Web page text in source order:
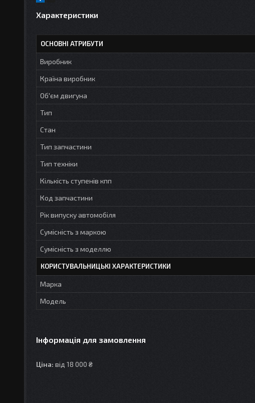
Характеристики
ОСНОВНІ АТРИБУТИ
Виробник
Країна виробник
Об'єм двигуна
Тип
Стан
Тип запчастини
Тип техніки
Кількість ступенів кпп
Код запчастини
Рік випуску автомобіля
Сумісність з маркою
Сумісність з моделлю
КОРИСТУВАЛЬНИЦЬКІ ХАРАКТЕРИСТИКИ
Марка
Модель
Інформація для замовлення
Ціна: від 18 000 ₴